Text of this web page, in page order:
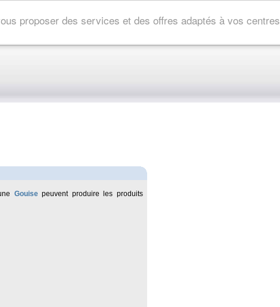
proposer des services et des offres adaptés à vos centres
Gouisepeuvent produire les produits